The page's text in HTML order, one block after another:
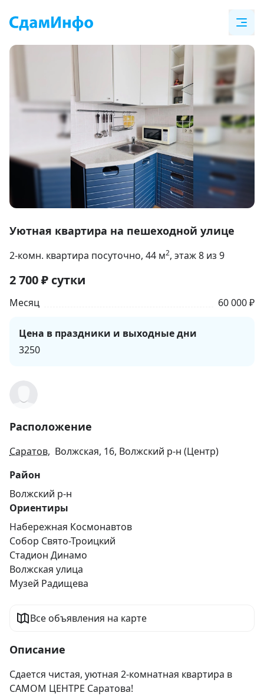
1
12
Уютная квартира на пешеходной улице
2-комн. квартира посуточно, 44 м2, этаж 8 из 9
2 700₽ сутки
Месяц 60 000 ₽
Цена в праздники и выходные дни
3250
Расположение
Саратов, Волжская, 16, Волжский р-н (Центр)
Район
Волжский р-н
Ориентиры
Набережная Космонавтов
Собор Свято-Троицкий
Стадион Динамо
Волжская улица
Музей Радищева
Все объявления на карте
Описание
Сдается чистая, уютная 2-комнатная квартира в
САМОМ ЦЕНТРЕ Саратова!